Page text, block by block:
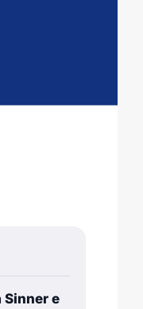
Sinner e